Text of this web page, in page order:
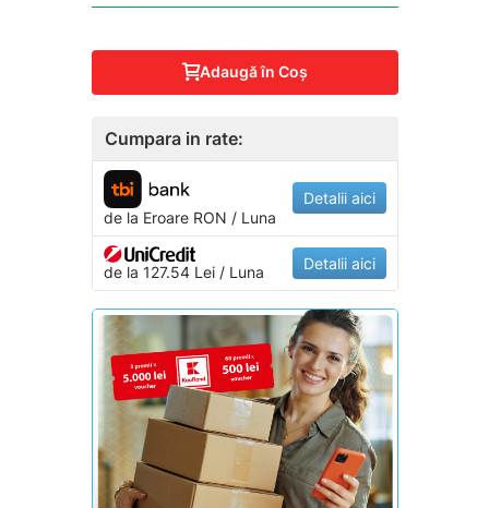
Adaugă în Coş
Cumpara in rate:
de la EroareRON / Luna
Detalii aici
de la 127.54 Lei / Luna Detalii aici